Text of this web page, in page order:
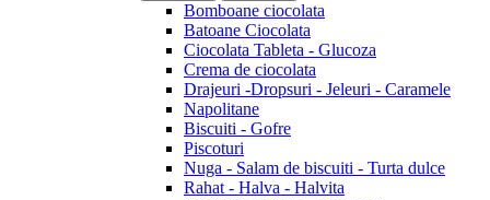
Bomboane ciocolata
Batoane Ciocolata
Ciocolata Tableta - Glucoza
Crema de ciocolata
Drajeuri -Dropsuri - Jeleuri - Caramele
Napolitane
Biscuiti - Gofre
Piscoturi
Nuga - Salam de biscuiti - Turta dulce
Rahat - Halva - Halvita